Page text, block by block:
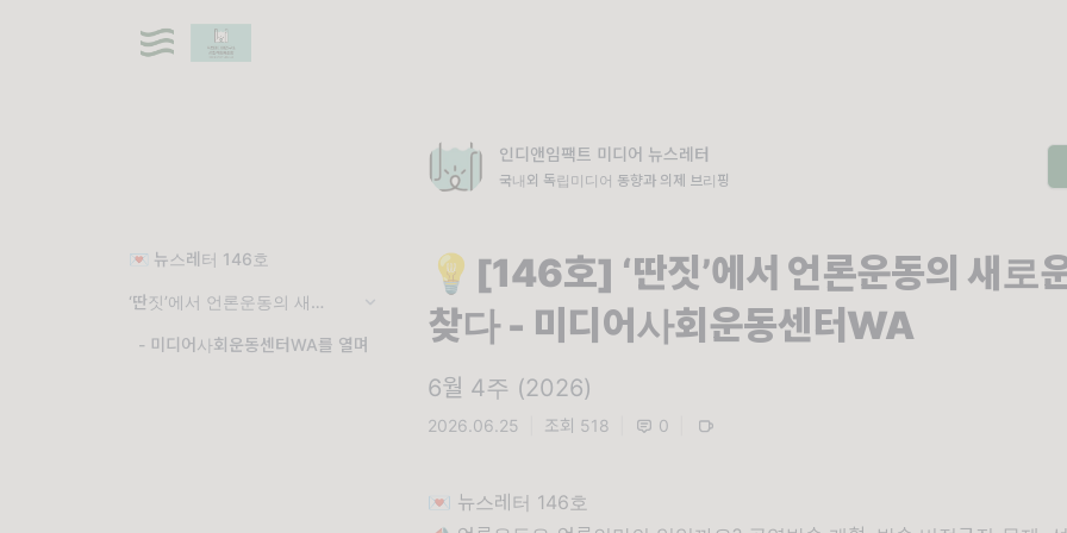
💌 뉴스레터 146호
‘딴짓’에서 언론운동의 새로운 길을 찾다
- 미디어사회운동센터WA를 열며
인디앤임팩트 미디어 뉴스레터
국내외 독립미디어 동향과 의제 브리핑
💡[146호] ‘딴짓’에서 언론운동의 새로
찾다 - 미디어사회운동센터WA
6월 4주 (2026)
2026.06.25 조회 518 0
💌 뉴스레터 146호